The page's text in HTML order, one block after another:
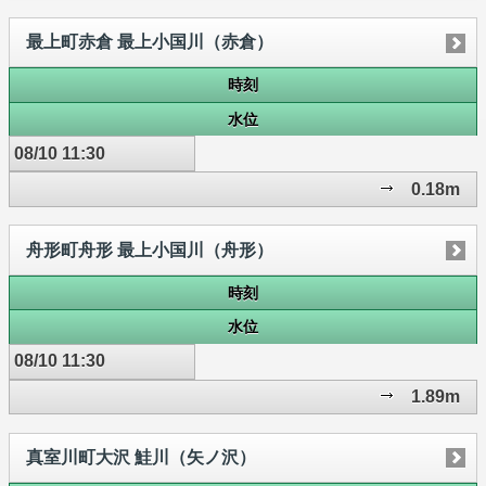
最上町赤倉 最上小国川（赤倉）
時刻
水位
08/10 11:30
0.18m
舟形町舟形 最上小国川（舟形）
時刻
水位
08/10 11:30
1.89m
真室川町大沢 鮭川（矢ノ沢）